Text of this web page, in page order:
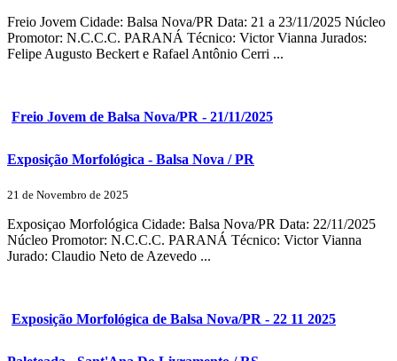
Freio Jovem Cidade: Balsa Nova/PR Data: 21 a 23/11/2025 Núcleo
Promotor: N.C.C.C. PARANÁ Técnico: Victor Vianna Jurados:
Felipe Augusto Beckert e Rafael Antônio Cerri ...
Freio Jovem de Balsa Nova/PR - 21/11/2025
Exposição Morfológica - Balsa Nova / PR
21 de Novembro de 2025
Exposiçao Morfológica Cidade: Balsa Nova/PR Data: 22/11/2025
Núcleo Promotor: N.C.C.C. PARANÁ Técnico: Victor Vianna
Jurado: Claudio Neto de Azevedo ...
Exposição Morfológica de Balsa Nova/PR - 22 11 2025